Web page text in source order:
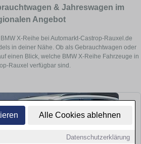
Alle Cookies ablehnen
Datenschutzerklärung
& Jahreswagen im
Angebot
X-Reihe bei Automarkt-Castrop-Rauxel.de
in deiner Nähe. Ob als Gebrauchtwagen oder
einen Blick, welche BMW X-Reihe Fahrzeuge in
Rauxel verfügbar sind.